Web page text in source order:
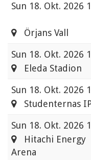
Sun 18. Okt. 2026
Örjans Vall
Sun 18. Okt. 2026
Eleda Stadion
Sun 18. Okt. 2026
Studenternas
Sun 18. Okt. 2026
Hitachi Energy
Arena